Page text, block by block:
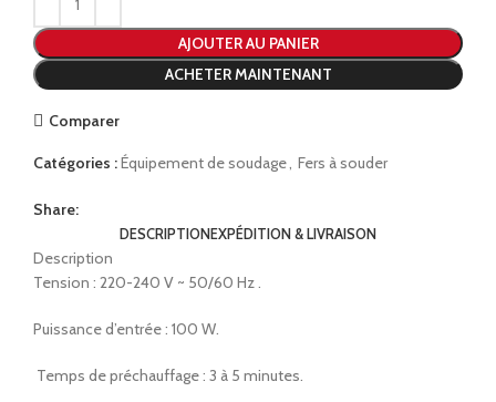
AJOUTER AU PANIER
ACHETER MAINTENANT
Comparer
Catégories :Équipement de soudage, Fers à souder
Share:
DESCRIPTIONEXPÉDITION & LIVRAISON
Description
Tension : 220-240 V ~ 50/60 Hz.
Puissance d’entrée : 100 W.
Temps de préchauffage : 3 à 5 minutes.